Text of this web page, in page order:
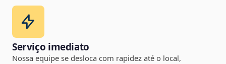
Serviço imediato
Nossa equipe se desloca com rapidez até o local,